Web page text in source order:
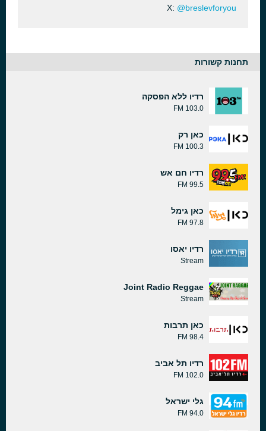
X: @breslevforyou
תחנות קשורות
רדיו ללא הפסקה
103.0 FM
כאן רק
100.3 FM
רדיו חם אש
99.5 FM
כאן גימל
97.8 FM
רדיו יאסו
Stream
Joint Radio Reggae
Stream
כאן תרבות
98.4 FM
רדיו תל אביב
102.0 FM
גלי ישראל
94.0 FM